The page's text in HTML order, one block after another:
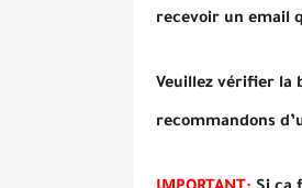
recevoir un email
Veuillez vérifier la
recommandons